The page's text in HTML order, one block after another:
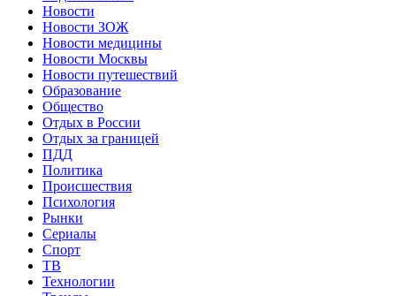
Новости
Новости ЗОЖ
Новости медицины
Новости Москвы
Новости путешествий
Образование
Общество
Отдых в России
Отдых за границей
ПДД
Политика
Происшествия
Психология
Рынки
Сериалы
Спорт
ТВ
Технологии